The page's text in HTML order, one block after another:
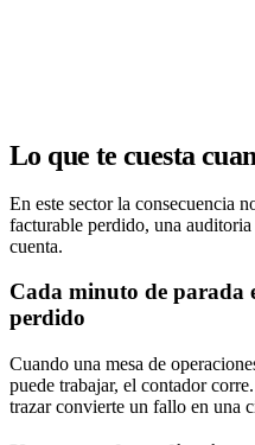
Lo que te cuesta
En este sector la consecuencia
facturable perdido, una
cuenta.
Cada minuto de parada
perdido
Cuando una mesa de
puede trabajar, el contador
trazar convierte un fallo en una